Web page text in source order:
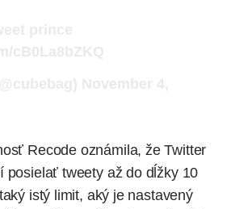
Recode oznámila, že Twitter
posielať tweety až do dĺžky 10
istý limit, aký je nastavený